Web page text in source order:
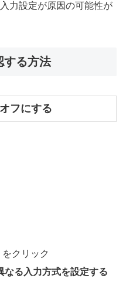
力設定が原因の可能性が
る方法
フにする
をクリック
なる入力方式を設定する